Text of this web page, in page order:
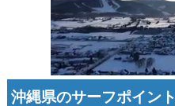
沖縄県のサーフポイン